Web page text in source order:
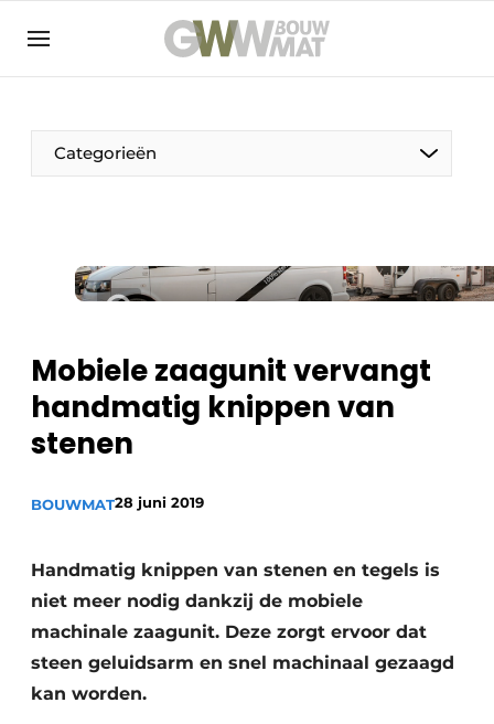
NL EN
Categorieën
De Pen
Duurzaamheid & Innovatie
Mobiele zaagunit vervangt
handmatig knippen van
stenen
BOUWMAT28 juni 2019
Handmatig knippen van stenen en tegels is
niet meer nodig dankzij de mobiele
machinale zaagunit. Deze zorgt ervoor dat
steen geluidsarm en snel machinaal gezaagd
kan worden.